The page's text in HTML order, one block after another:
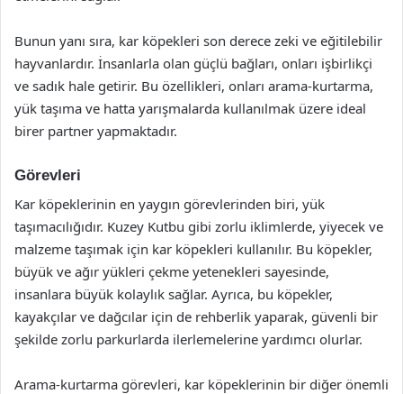
Bunun yanı sıra, kar köpekleri son derece zeki ve eğitilebilir
hayvanlardır. İnsanlarla olan güçlü bağları, onları işbirlikçi
ve sadık hale getirir. Bu özellikleri, onları arama-kurtarma,
yük taşıma ve hatta yarışmalarda kullanılmak üzere ideal
birer partner yapmaktadır.
Görevleri
Kar köpeklerinin en yaygın görevlerinden biri, yük
taşımacılığıdır. Kuzey Kutbu gibi zorlu iklimlerde, yiyecek ve
malzeme taşımak için kar köpekleri kullanılır. Bu köpekler,
büyük ve ağır yükleri çekme yetenekleri sayesinde,
insanlara büyük kolaylık sağlar. Ayrıca, bu köpekler,
kayakçılar ve dağcılar için de rehberlik yaparak, güvenli bir
şekilde zorlu parkurlarda ilerlemelerine yardımcı olurlar.
Arama-kurtarma görevleri, kar köpeklerinin bir diğer önemli